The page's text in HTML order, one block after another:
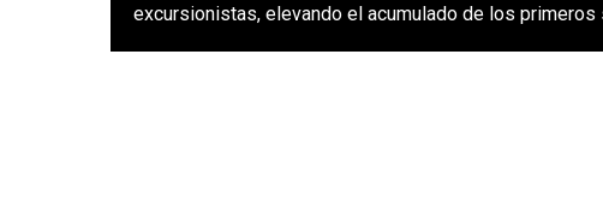
excursionistas, elevando el acumulado de los primeros